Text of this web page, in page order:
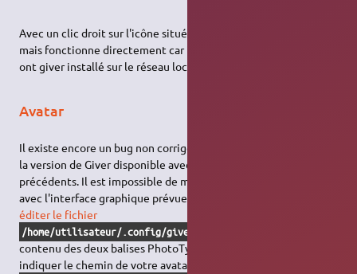
Avec un clic droit sur l'icône située dans la zone de notification,
mais fonctionne directement car il détecte les ordinateurs qui
ont giver installé sur le réseau local.
Avatar
Il existe encore un bug non corrigé (reporté depuis 2008 !) dans
la version de Giver disponible avec Lucid Lynx 10.04 et
précédents. Il est impossible de modifier l'avatar par défaut
avec l'interface graphique prévue pour. La solution consiste à
éditer le fichier
/home/utilisateur/.config/giver/preferences
contenu des deux balises PhotoType et PhotoLocation,
indiquer le chemin de votre avatar dans le second :